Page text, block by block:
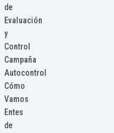
de
Evaluación
y
Control
Campaña
Autocontrol
Cómo
Vamos
Entes
de